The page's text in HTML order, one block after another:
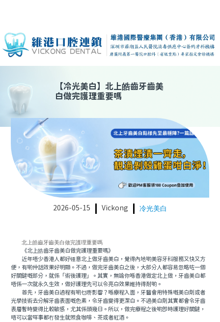
【冷光美白】 北上皓齒牙齒美
白做完護理重要嗎
2026-05-15 Vickong 冷光美白
北上皓齒牙齒美白做完護理重要嗎
《北上皓齒牙齒美白做完護理重要嗎》
近年唔少香港人都好锺意北上做牙齒美白，覺得內地啲美容牙科服務又快又方
便，有啲仲話效果好明顯。不過，做完牙齒美白之後，大部分人都容易忽略咗一個
好關鍵嘅部分，就係「術後護理」。其實，無論你喺香港做定北上做，牙齒美白都
唔係一次就永久生效，做好護理先可以令亮白效果維持得耐啲。
首先，牙齒美白過程有啲乜嘢影響？喺療程入面，牙醫會用特殊嘅美白劑或者
光學技術去分解牙齒表面嘅色素，令牙齒變得更潔白。不過美白劑其實都會令牙齒
表層暫時變得比較敏感，尤其係頭幾日。所以，做完療程之後啲即時護理好關鍵，
唔可以當咩事都冇發生就照食咖啡、茶或者紅酒。